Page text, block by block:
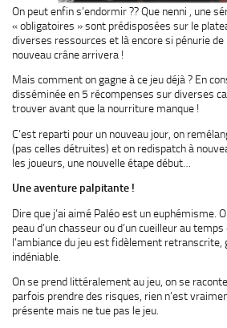
On peut enfin s’endormir ?? Que nenni , une
« obligatoires » sont prédisposées sur le
diverses ressources et là encore si pénurie de
nouveau crâne arrivera !
Mais comment on gagne à ce jeu déjà ? En
disséminée en 5 récompenses sur diverses
trouver avant que la nourriture manque !
C’est reparti pour un nouveau jour, on
(pas celles détruites) et on redispatch à
les joueurs, une nouvelle étape début…
Une aventure palpitante !
Dire que j’ai aimé Paléo est un euphémisme.
peau d’un chasseur ou d’un cueilleur au
l’ambiance du jeu est fidèlement retranscrite,
indéniable.
On se prend littéralement au jeu, on se
parfois prendre des risques, rien n’est
présente mais ne tue pas le jeu.